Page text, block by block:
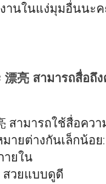
านในแง่มุมอื่นนะ
漂亮 สามารถสื่อ
สามารถใช้สื่อค
ายต่างกันเล็กน้อย
ยใน
สวยแบบดูดี